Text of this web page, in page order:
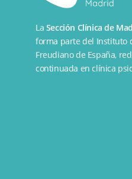
La Sección Clínica de
forma parte del Instituto
Freudiano de España,
continuada en clínica